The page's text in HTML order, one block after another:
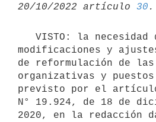
20/10/2022 artículo 30
modificaciones y
de reformulación de
organizativas y
previsto por el
N° 19.924, de 18 de
2020, en la redacción